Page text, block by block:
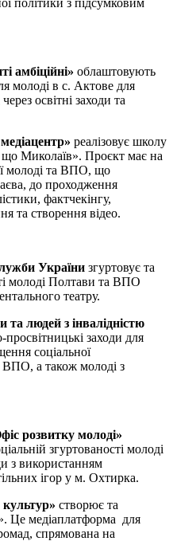
політики з підсумковим
амбіційні» облаштовують
молоді в с. Актове для
через освітні заходи та
реалізовує школу
Миколаїв». Проєкт має на
молоді та ВПО, що
до проходження
фактчекінгу,
та створення відео.
України згуртовує та
молоді Полтави та ВПО
театру.
людей з інвалідністю
заходи для
соціальної
ВПО, а також молоді з
розвитку молоді»
згуртованості молоді
з використанням
ігор у м. Охтирка.
створює та
Це медіаплатформа для
спрямована на